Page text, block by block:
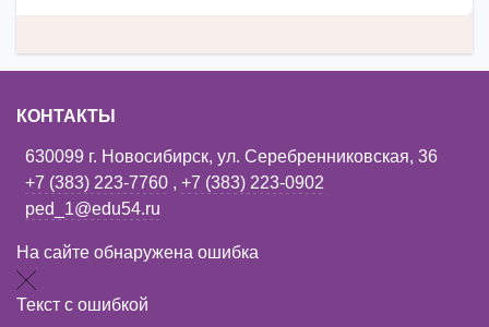
КОНТАКТЫ
630099 г. Новосибирск, ул. Серебренниковская, 36
+7 (383) 223-7760 , +7 (383) 223-0902
ped_1@edu54.ru
На сайте обнаружена ошибка
Текст с ошибкой